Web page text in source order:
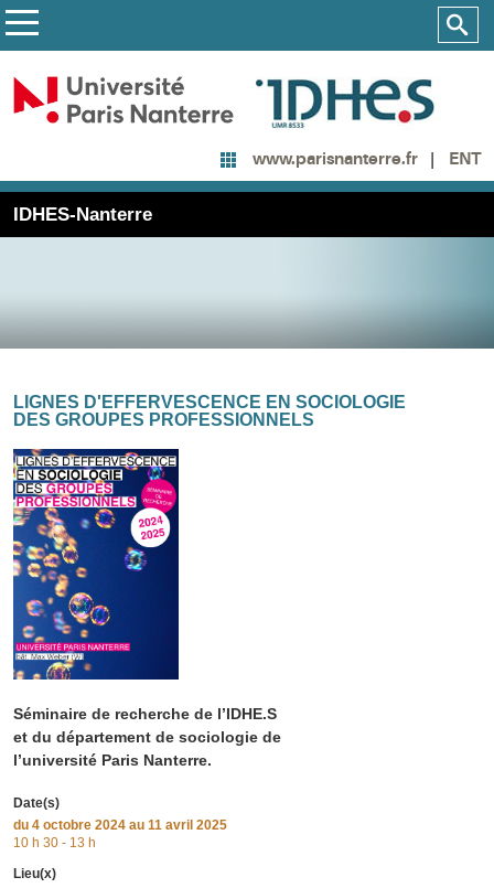
www.parisnanterre.fr ENT
IDHES-Nanterre
LIGNES D'EFFERVESCENCE EN SOCIOLOGIE
DES GROUPES PROFESSIONNELS
Séminaire de recherche de l’IDHE.S
et du département de sociologie de
l’université Paris Nanterre.
Date(s)
du 4 octobre 2024 au 11 avril 2025
10 h 30 - 13 h
Lieu(x)